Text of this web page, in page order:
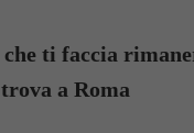
ti faccia
a Roma